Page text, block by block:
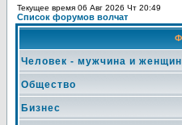
Текущее время 06 Авг 2026 Чт 20:49
Список форумов волчат
Человек - мужчина и
Общество
Бизнес